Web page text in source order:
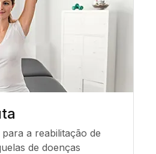
a reabilitação de
de doenças